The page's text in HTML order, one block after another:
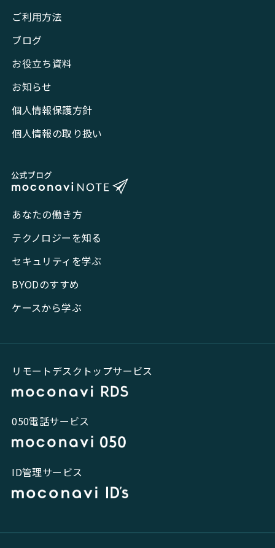
ご利用方法
ブログ
お役立ち資料
お知らせ
個人情報保護方針
個人情報の取り扱い
あなたの働き方
テクノロジーを知る
セキュリティを学ぶ
BYODのすすめ
ケースから学ぶ
リモートデスクトップサービス
050電話サービス
ID管理サービス